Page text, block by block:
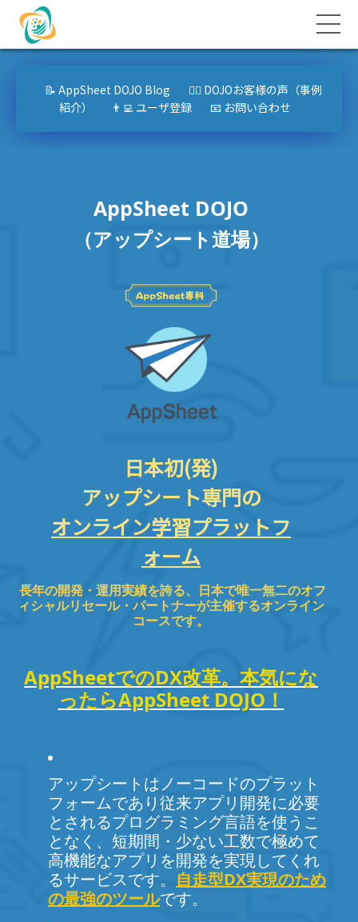
📝 AppSheet DOJO Blog
🙋‍♂️ DOJOお客様の声（事例
紹介）
👨‍💻 ユーザ登録 📧 お問い合わせ
AppSheet DOJO
（アップシート道場）
日本初(発)
アップシート専門の
オンライン学習プラットフ
ォーム
長年の開発・運用実績を誇る、日本で唯一無二のオフ
ィシャルリセール・パートナーが主催するオンライン
コースです。
AppSheetでのDX改革。本気にな
ったらAppSheet DOJO！
アップシートはノーコードのプラット
フォームであり従来アプリ開発に必要
とされるプログラミング言語を使うこ
となく、短期間・少ない工数で極めて
高機能なアプリを開発を実現してくれ
るサービスです。 自走型DX実現のため
の最強のツールです。